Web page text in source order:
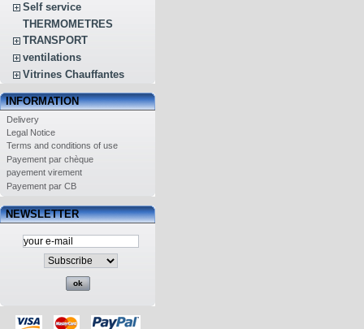
Self service
THERMOMETRES
TRANSPORT
ventilations
Vitrines Chauffantes
INFORMATION
Delivery
Legal Notice
Terms and conditions of use
Payement par chèque
payement virement
Payement par CB
NEWSLETTER